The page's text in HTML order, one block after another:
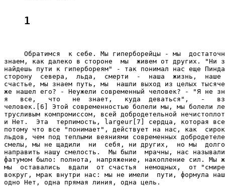
1
Обратимся  к себе. Мы гиперборейцы - мы
знаем, как далеко в стороне  мы  живем от других. "Ни
найдешь пути к гипербореям" - так понимал нас еще
сторону  севера,  льда,  смерти  -  наша  жизнь,  наше
счастье, мы знаем путь, мы  нашли выход из целых
же нашел его? - Неужели современный человек? - "Я не
я   все,   что   не  знает,   куда  деваться",   -
человек.[6] Этой современностью болели мы, мы болели
трусливым компромиссом, всей добродетельной
и Нет.  Эта  терпимость, largeur[7] сердца, которая
потому что все "понимает", действует на нас, как
льдов, чем под теплыми веяниями современных
смелы, мы не щадили  ни  себя, ни других,  но мы
направить нашу смелость.  Мы были  мрачны, нас
фатумом было: полнота, напряжение, накопление сил. Мы
мы  оставались  вдали  от счастья  немощных,  от
вокруг, мрак внутри нас: мы не имели  пути, формула
одно Нет, одна прямая линия, одна цель.